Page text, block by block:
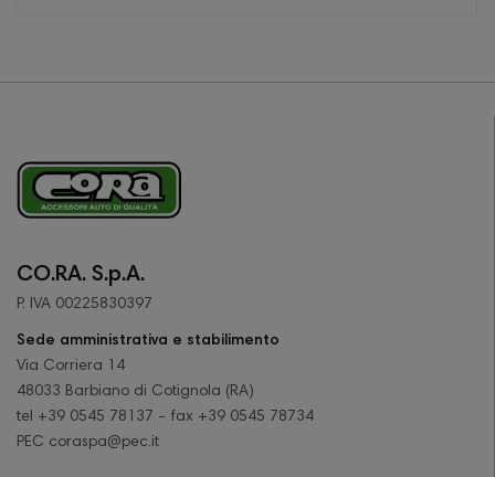
CO.RA. S.p.A.
P. IVA 00225830397
Sede amministrativa e stabilimento
Via Corriera 14
48033 Barbiano di Cotignola (RA)
tel +39 0545 78137 - fax +39 0545 78734
PEC coraspa@pec.it